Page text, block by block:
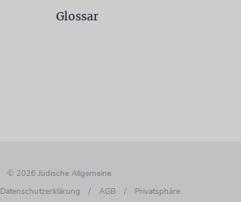
Glossar
© 2026 Jüdische Allgemeine
Datenschutzerklärung / AGB / Privatsphäre